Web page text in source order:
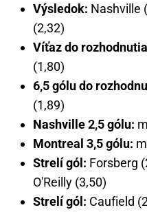
Výsledok: Nashville
(2,32)
Víťaz do
(1,80)
6,5 gólu do
(1,89)
Nashville 2,5 gólu:
Montreal 3,5 gólu:
Strelí gól: Forsberg
O'Reilly (3,50)
Strelí gól: Caufield